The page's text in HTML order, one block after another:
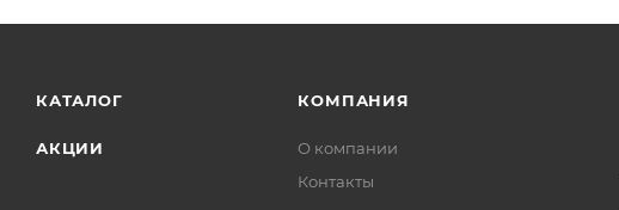
КАТАЛОГ
АКЦИИ
КОМПАНИЯ
О компании
Контакты